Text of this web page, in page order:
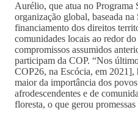
Aurélio, que atua no
organização global, baseada na
financiamento dos direitos
comunidades locais ao redor
compromissos assumidos
participam da COP. “Nos
COP26, na Escócia, em
maior da importância dos
afrodescendentes e de
floresta, o que gerou